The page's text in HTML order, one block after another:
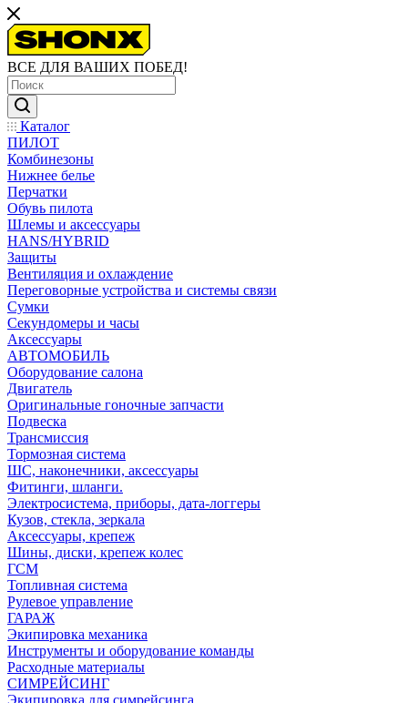
ВСЕ ДЛЯ ВАШИХ ПОБЕД!
Каталог
ПИЛОТ
Комбинезоны
Нижнее белье
Перчатки
Обувь пилота
Шлемы и аксессуары
HANS/HYBRID
Защиты
Вентиляция и охлаждение
Переговорные устройства и системы связи
Сумки
Секундомеры и часы
Аксессуары
АВТОМОБИЛЬ
Оборудование салона
Двигатель
Оригинальные гоночные запчасти
Подвеска
Трансмиссия
Тормозная система
ШС, наконечники, аксессуары
Фитинги, шланги.
Электросистема, приборы, дата-логгеры
Кузов, стекла, зеркала
Аксессуары, крепеж
Шины, диски, крепеж колес
ГСМ
Топливная система
Рулевое управление
ГАРАЖ
Экипировка механика
Инструменты и оборудование команды
Расходные материалы
СИМРЕЙСИНГ
Экипировка для симрейсинга